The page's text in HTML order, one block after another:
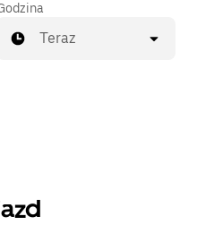
Teraz